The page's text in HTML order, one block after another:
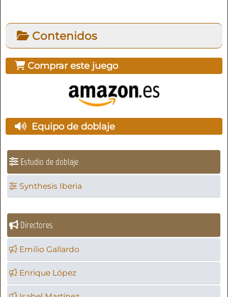
Contenidos
Comprar este juego
Equipo de doblaje
Estudio de doblaje
Synthesis Iberia
Directores
Emilio Gallardo
Enrique López